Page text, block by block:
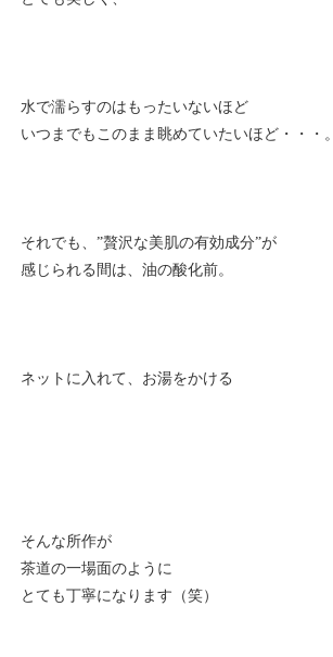
水で濡らすのはもったいないほど
いつまでもこのまま眺めていたいほど・・・。
それでも、”贅沢な美肌の有効成分”が
感じられる間は、油の酸化前。
ネットに入れて、お湯をかける
そんな所作が
茶道の一場面のように
とても丁寧になります（笑）